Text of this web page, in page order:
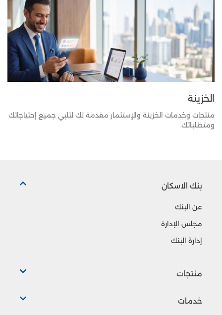
الخزينة
منتجات وخدمات الخزينة والإستثمار مقدمة لك لتلبي جميع إحتياجاتك
ومتطلباتك
بنك الاسكان
عن البنك
مجلس الإدارة
إدارة البنك
منتجات
خدمات